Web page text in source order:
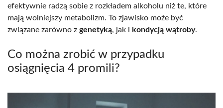
efektywnie radzą sobie z rozkładem alkoholu niż te, które
mają wolniejszy metabolizm. To zjawisko może być
związane zarówno z genetyką, jak i kondycją wątroby.
Co można zrobić w przypadku
osiągnięcia 4 promili?